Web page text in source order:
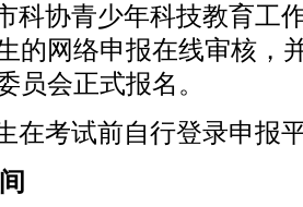
科协青少年科技教育工
的网络申报在线审核，
员会正式报名。
在考试前自行登录申报